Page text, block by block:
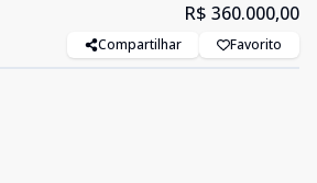
R$ 360.000,00
Compartilhar Favorito